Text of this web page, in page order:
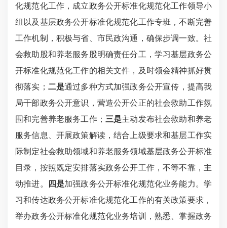
化规范化工作，成立政务公开标准化规范化工作领导小
组以及基层政务公开标准化规范化工作专班，不断完善
工作机制，积极与省、市民政沟通，确保步调一致。社
会救助股和养老服务股明确责任分工，学习基层政务公
开标准化规范化工作的相关文件，及时领会精神抓好贯
彻落实； 二是通过多种方式加强政务公开宣传，提高我
局干部政务公开意识，营造公开公正的社会救助工作氛
围和完善养老服务工作； 三是主动发布社会救助和养老
服务信息、开展政策解读，结合上级要求和基层工作实
际制定社会救助领域和养老服务领域基层政务公开标准
目录，按照既定安排落实政务公开工作，不等不靠，主
动推进。
四是加强政务公开标准化规范化业务能力。学
习和传达政务公开标准化规范化工作的有关政策要求，
举办政务公开标准化规范化业务培训，熟悉、掌握政务